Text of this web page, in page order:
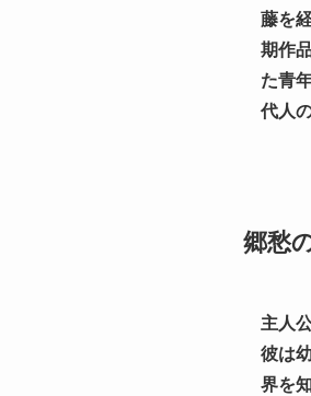
藤を
期作
た青
代人
郷愁
主人
彼は
界を